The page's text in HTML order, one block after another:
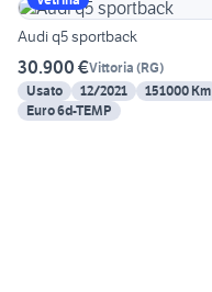
Audi q5 sportback
30.900 €Vittoria (RG)
Usato
12/2021 151000 Km
Euro 6d-TEMP